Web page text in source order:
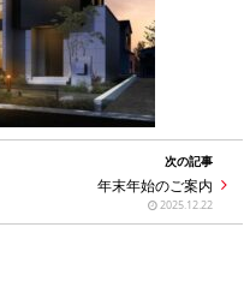
次の記事
年末年始のご案内
2025.12.22